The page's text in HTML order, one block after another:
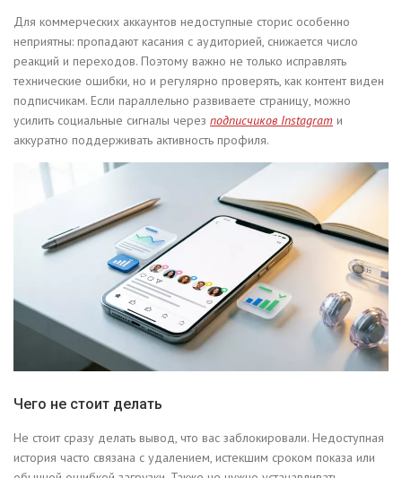
Для коммерческих аккаунтов недоступные сторис особенно
неприятны: пропадают касания с аудиторией, снижается число
реакций и переходов. Поэтому важно не только исправлять
технические ошибки, но и регулярно проверять, как контент виден
подписчикам. Если параллельно развиваете страницу, можно
усилить социальные сигналы через подписчиков Instagram и
аккуратно поддерживать активность профиля.
Чего не стоит делать
Не стоит сразу делать вывод, что вас заблокировали. Недоступная
история часто связана с удалением, истекшим сроком показа или